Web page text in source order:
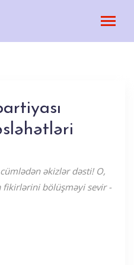
əkizlər dəsti! O,
fikirlərini bölüşməyi sevir -